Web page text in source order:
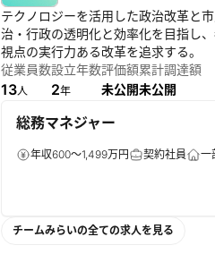
テクノロジーを活用した政治改革と
治・行政の透明化と効率化を目指し
視点の実行力ある改革を追求する。
従業員数
13人
設立年数
2年
評価額
未公開
累計調達額
未公開
総務マネジャー
年収600～1,499万円 契約社員 一
チームみらいの全ての求人を見る